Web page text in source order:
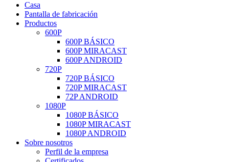
Casa
Pantalla de fabricación
Productos
600P
600P BÁSICO
600P MIRACAST
600P ANDROID
720P
720P BÁSICO
720P MIRACAST
72P ANDROID
1080P
1080P BÁSICO
1080P MIRACAST
1080P ANDROID
Sobre nosotros
Perfil de la empresa